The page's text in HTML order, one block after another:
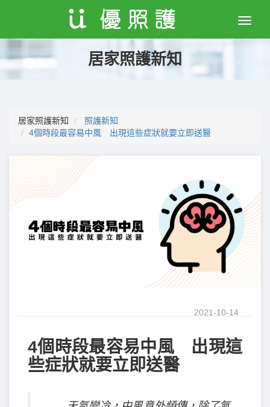
Toggle
居家照護新知
居家照護新知
照護新知
4個時段最容易中風 出現這些症狀就要立即送醫
2021-10-14
4個時段最容易中風 出現這
些症狀就要立即送醫